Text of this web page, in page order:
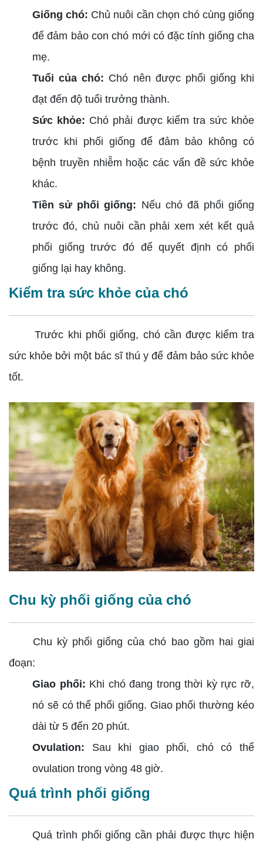
Giống chó: Chủ nuôi cần chọn chó cùng giống
để đảm bảo con chó mới có đặc tính giống cha
mẹ.
Tuổi của chó: Chó nên được phối giống khi
đạt đến độ tuổi trưởng thành.
Sức khỏe: Chó phải được kiểm tra sức khỏe
trước khi phối giống để đảm bảo không có
bệnh truyền nhiễm hoặc các vấn đề sức khỏe
khác.
Tiền sử phối giống: Nếu chó đã phối giống
trước đó, chủ nuôi cần phải xem xét kết quả
phối giống trước đó để quyết định có phối
giống lại hay không.
Kiểm tra sức khỏe của chó
Trước khi phối giống, chó cần được kiểm tra
sức khỏe bởi một bác sĩ thú y để đảm bảo sức khỏe
tốt.
Chu kỳ phối giống của chó
Chu kỳ phối giống của chó bao gồm hai giai
đoạn:
Giao phối: Khi chó đang trong thời kỳ rực rỡ,
nó sẽ có thể phối giống. Giao phối thường kéo
dài từ 5 đến 20 phút.
Ovulation: Sau khi giao phối, chó có thể
ovulation trong vòng 48 giờ.
Quá trình phối giống
Quá trình phối giống cần phải được thực hiện